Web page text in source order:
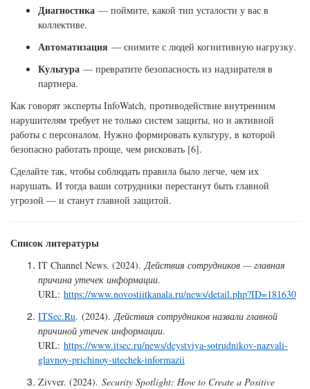
Диагностика — поймите, какой тип усталости у вас в
коллективе.
Автоматизация — снимите с людей когнитивную нагрузку.
Культура — превратите безопасность из надзирателя в
партнера.
Как говорят эксперты InfoWatch, противодействие внутренним
нарушителям требует не только систем защиты, но и активной
работы с персоналом. Нужно формировать культуру, в которой
безопасно работать проще, чем рисковать [6].
Сделайте так, чтобы соблюдать правила было легче, чем их
нарушать. И тогда ваши сотрудники перестанут быть главной
угрозой — и станут главной защитой.
Список литературы
IT Channel News. (2024).Действия сотрудников — главная
причина утечек информации.
URL: https://www.novostiitkanala.ru/news/detail.php?ID=181630
ITSec.Ru. (2024).Действия сотрудников назвали главной
причиной утечек информации.
URL: https://www.itsec.ru/news/deystviya-sotrudnikov-nazvali-
glavnoy-prichinoy-utechek-informazii
Zivver. (2024). Security Spotlight: How to Create a Positive